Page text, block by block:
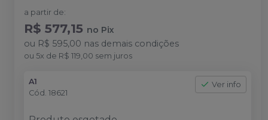
a partir de:
R$ 577,15 no Pix
ou R$ 595,00 nas demais condições
ou 5x de R$ 119,00 sem juros
A1
Cód. 18621
Ver info